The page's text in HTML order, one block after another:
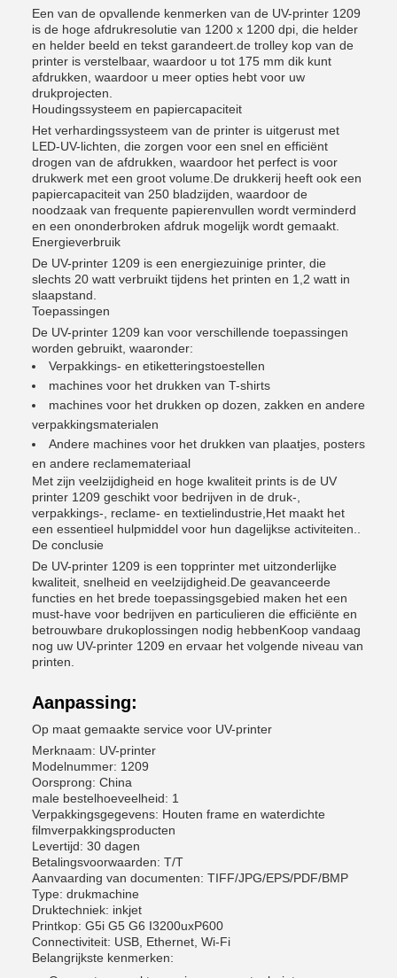
Een van de opvallende kenmerken van de UV-printer 1209
is de hoge afdrukresolutie van 1200 x 1200 dpi, die helder
en helder beeld en tekst garandeert.de trolley kop van de
printer is verstelbaar, waardoor u tot 175 mm dik kunt
afdrukken, waardoor u meer opties hebt voor uw
drukprojecten.
Houdingssysteem en papiercapaciteit
Het verhardingssysteem van de printer is uitgerust met
LED-UV-lichten, die zorgen voor een snel en efficiënt
drogen van de afdrukken, waardoor het perfect is voor
drukwerk met een groot volume.De drukkerij heeft ook een
papiercapaciteit van 250 bladzijden, waardoor de
noodzaak van frequente papierenvullen wordt verminderd
en een ononderbroken afdruk mogelijk wordt gemaakt.
Energieverbruik
De UV-printer 1209 is een energiezuinige printer, die
slechts 20 watt verbruikt tijdens het printen en 1,2 watt in
slaapstand.
Toepassingen
De UV-printer 1209 kan voor verschillende toepassingen
worden gebruikt, waaronder:
Verpakkings- en etiketteringstoestellen
machines voor het drukken van T-shirts
machines voor het drukken op dozen, zakken en andere
verpakkingsmaterialen
Andere machines voor het drukken van plaatjes, posters
en andere reclamemateriaal
Met zijn veelzijdigheid en hoge kwaliteit prints is de UV
printer 1209 geschikt voor bedrijven in de druk-,
verpakkings-, reclame- en textielindustrie,Het maakt het
een essentieel hulpmiddel voor hun dagelijkse activiteiten..
De conclusie
De UV-printer 1209 is een topprinter met uitzonderlijke
kwaliteit, snelheid en veelzijdigheid.De geavanceerde
functies en het brede toepassingsgebied maken het een
must-have voor bedrijven en particulieren die efficiënte en
betrouwbare drukoplossingen nodig hebbenKoop vandaag
nog uw UV-printer 1209 en ervaar het volgende niveau van
printen.
Aanpassing:
Op maat gemaakte service voor UV-printer
Merknaam: UV-printer
Modelnummer: 1209
Oorsprong: China
male bestelhoeveelheid: 1
Verpakkingsgegevens: Houten frame en waterdichte
filmverpakkingsproducten
Levertijd: 30 dagen
Betalingsvoorwaarden: T/T
Aanvaarding van documenten: TIFF/JPG/EPS/PDF/BMP
Type: drukmachine
Druktechniek: inkjet
Printkop: G5i G5 G6 I3200uxP600
Connectiviteit: USB, Ethernet, Wi-Fi
Belangrijkste kenmerken: